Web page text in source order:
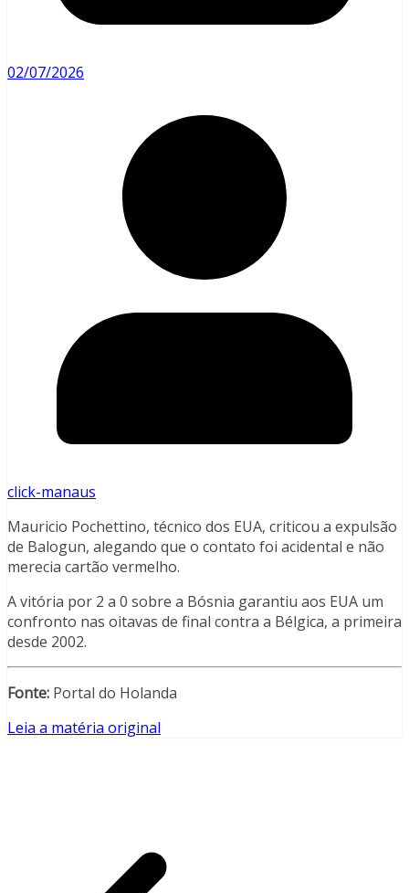
02/07/2026
click-manaus
Mauricio Pochettino, técnico dos EUA, criticou a expulsão
de Balogun, alegando que o contato foi acidental e não
merecia cartão vermelho.
A vitória por 2 a 0 sobre a Bósnia garantiu aos EUA um
confronto nas oitavas de final contra a Bélgica, a primeira
desde 2002.
Fonte: Portal do Holanda
Leia a matéria original